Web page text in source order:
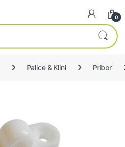
0
Palice & Klini Pribor